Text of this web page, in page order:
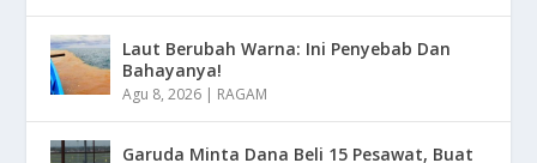
Laut Berubah Warna: Ini Penyebab Dan
Bahayanya!
Agu 8, 2026 | RAGAM
Garuda Minta Dana Beli 15 Pesawat, Buat